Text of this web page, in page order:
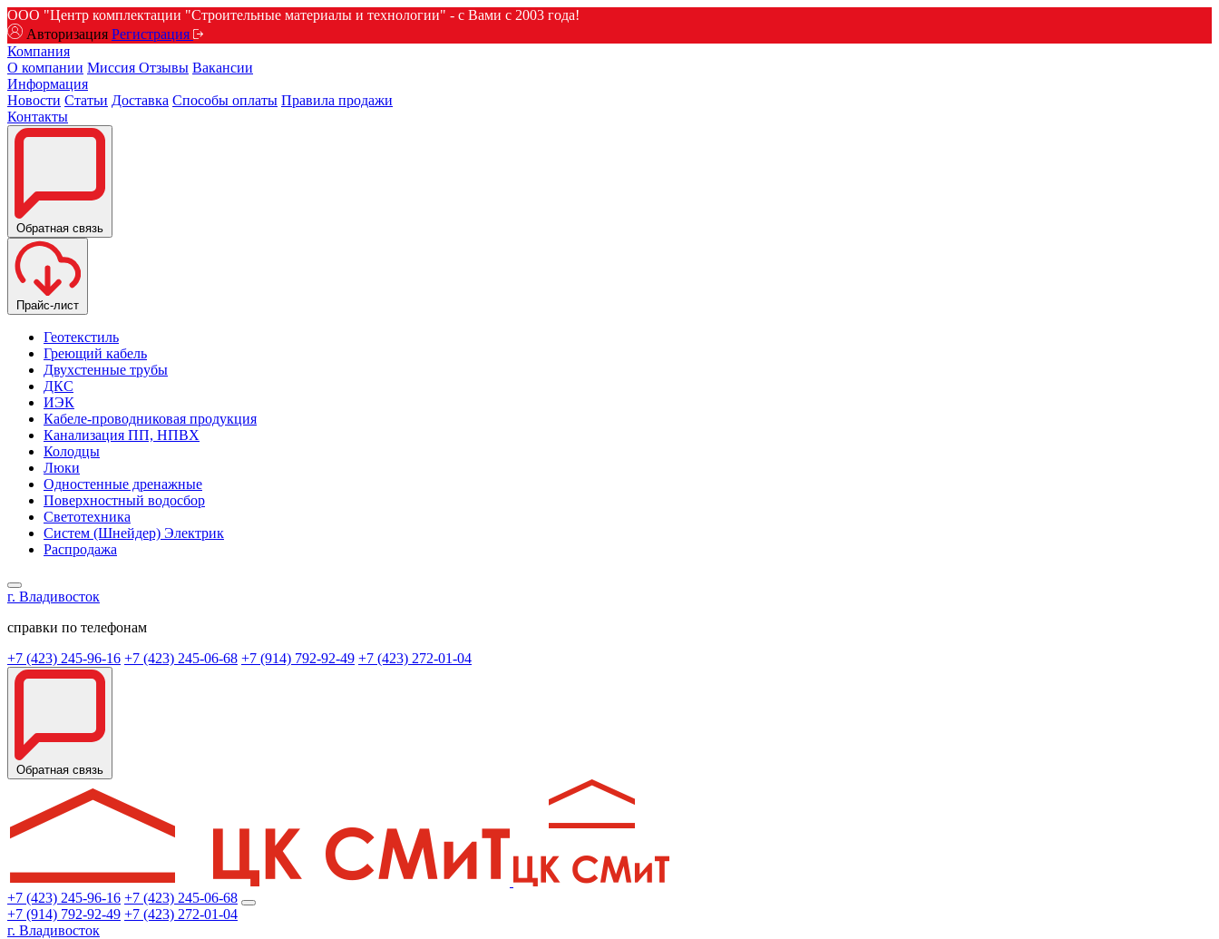
ООО "Центр комплектации "Строительные материалы и технологии" - с Вами с 2003 года!
Авторизация Регистрация
Компания
О компании Миссия Отзывы Вакансии
Информация
Новости Статьи Доставка Способы оплаты Правила продажи
Контакты
Обратная связь
Прайс-лист
Геотекстиль
Греющий кабель
Двухстенные трубы
ДКС
ИЭК
Кабеле-проводниковая продукция
Канализация ПП, НПВХ
Колодцы
Люки
Одностенные дренажные
Поверхностный водосбор
Светотехника
Систем (Шнейдер) Электрик
Распродажа
г. Владивосток
справки по телефонам
+7 (423) 245-96-16 +7 (423) 245-06-68 +7 (914) 792-92-49 +7 (423) 272-01-04
Обратная связь
+7 (423) 245-96-16 +7 (423) 245-06-68
+7 (914) 792-92-49 +7 (423) 272-01-04
г. Владивосток